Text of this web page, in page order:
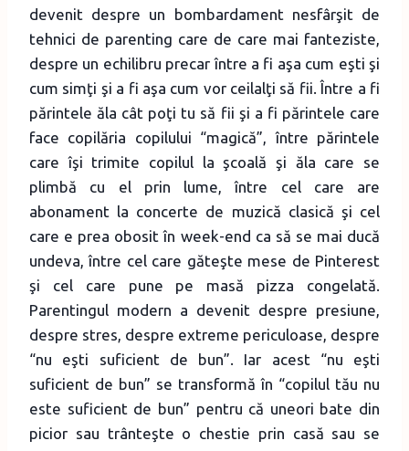
devenit despre un bombardament nesfârşit de
tehnici de parenting care de care mai fanteziste,
despre un echilibru precar între a fi aşa cum eşti şi
cum simţi şi a fi aşa cum vor ceilalţi să fii. Între a fi
părintele ăla cât poţi tu să fii şi a fi părintele care
face copilăria copilului “magică”, între părintele
care îşi trimite copilul la şcoală şi ăla care se
plimbă cu el prin lume, între cel care are
abonament la concerte de muzică clasică şi cel
care e prea obosit în week-end ca să se mai ducă
undeva, între cel care găteşte mese de Pinterest
şi cel care pune pe masă pizza congelată.
Parentingul modern a devenit despre presiune,
despre stres, despre extreme periculoase, despre
“nu eşti suficient de bun”. Iar acest “nu eşti
suficient de bun” se transformă în “copilul tău nu
este suficient de bun” pentru că uneori bate din
picior sau trânteşte o chestie prin casă sau se